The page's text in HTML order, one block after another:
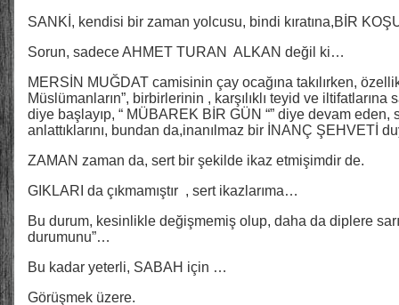
SANKİ, kendisi bir zaman yolcusu, bindi kıratına,BİR
Sorun, sadece AHMET TURAN ALKAN değil ki…
MERSİN MUĞDAT camisinin çay ocağına takılırken,
Müslümanların”, birbirlerinin , karşılıklı teyid ve iltifatlarına
diye başlayıp, “ MÜBAREK BİR GÜN “” diye devam eden,
anlattıklarını, bundan da,inanılmaz bir İNANÇ ŞEHVETİ
ZAMAN zaman da, sert bir şekilde ikaz etmişimdir de.
GIKLARI da çıkmamıştır , sert ikazlarıma…
Bu durum, kesinlikle değişmemiş olup, daha da diplere
durumunu”…
Bu kadar yeterli, SABAH için …
Görüşmek üzere.